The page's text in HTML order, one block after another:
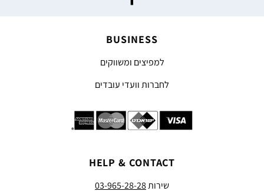
BUSINESS
למפיצים ומשווקים
לחברות וועדי עובדים
HELP & CONTACT
שירות03-965-28-28